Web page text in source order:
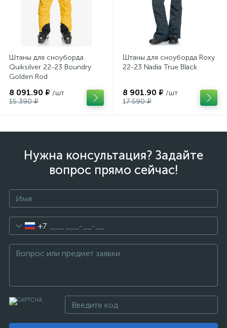
Штаны для сноуборда
Quiksilver 22-23 Boundry
Golden Rod
8 091.90 ₽ /шт
15 390 ₽
Штаны для сноуборда Roxy
22-23 Nadia True Black
8 901.90 ₽ /шт
17 590 ₽
Нужна консультация? Задайте
вопрос прямо сейчас!
+7